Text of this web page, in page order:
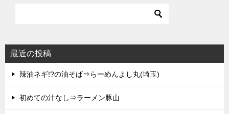
最近の投稿
辣油ネギ!?の油そば⇒らーめんよし丸(埼玉)
初めての汁なし⇒ラーメン豚山